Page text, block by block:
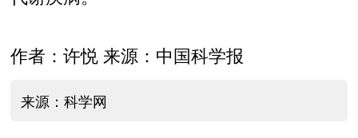
作者：许悦 来源：中国科学报
来源：科学网